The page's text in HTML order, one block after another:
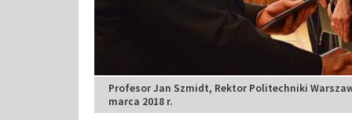
Profesor Jan Szmidt, Rektor Politechniki
marca 2018 r.